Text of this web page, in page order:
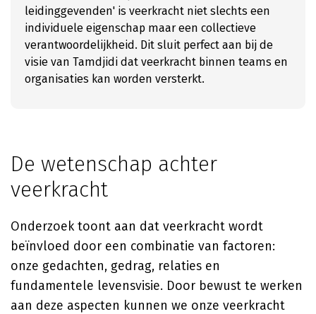
leidinggevenden' is veerkracht niet slechts een
individuele eigenschap maar een collectieve
verantwoordelijkheid. Dit sluit perfect aan bij de
visie van Tamdjidi dat veerkracht binnen teams en
organisaties kan worden versterkt.
De wetenschap achter
veerkracht
Onderzoek toont aan dat veerkracht wordt
beïnvloed door een combinatie van factoren:
onze gedachten, gedrag, relaties en
fundamentele levensvisie. Door bewust te werken
aan deze aspecten kunnen we onze veerkracht